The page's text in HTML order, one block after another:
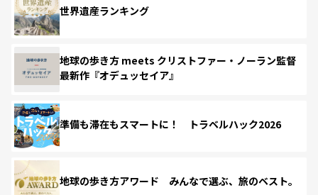
世界遺産ランキング
地球の歩き方 meets クリストファー・ノーラン監督
最新作『オデュッセイア』
準備も滞在もスマートに！ トラベルハック2026
地球の歩き方アワード みんなで選ぶ、旅のベスト。